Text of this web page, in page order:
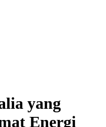
yang
Energi